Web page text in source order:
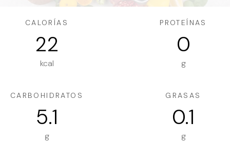
CALORÍAS
22
kcal
PROTEÍNAS
0
g
CARBOHIDRATOS
5.1
g
GRASAS
0.1
g